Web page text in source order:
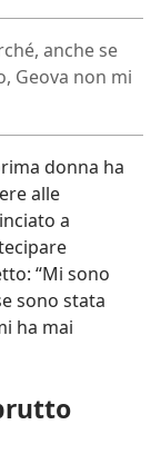
anche se
Geova non mi
donna ha
alle
a
“Mi sono
sono stata
ha mai